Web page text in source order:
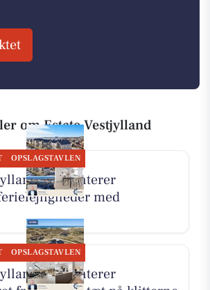
om Estate Vestjylland
OPSLAGSTAVLEN
præsenterer
med
OPSLAGSTAVLEN
præsenterer